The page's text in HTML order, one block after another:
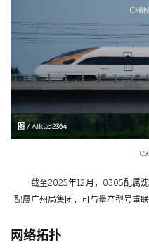
图 / Aiklld2364
截至2025年12月，0305配属
配属广州局集团，可与量产型号重联
网络拓扑